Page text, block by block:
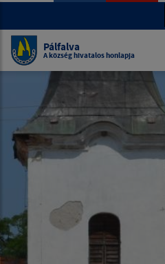
Pálfalva
A község hivatalos honlapja